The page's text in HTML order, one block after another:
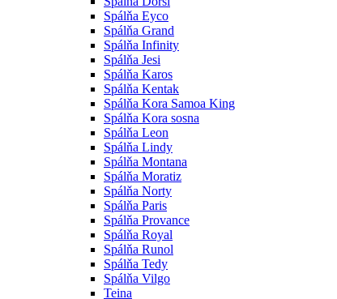
Spálňa Eyco
Spálňa Grand
Spálňa Infinity
Spálňa Jesi
Spálňa Karos
Spálňa Kentak
Spálňa Kora Samoa King
Spálňa Kora sosna
Spálňa Leon
Spálňa Lindy
Spálňa Montana
Spálňa Moratiz
Spálňa Norty
Spálňa Paris
Spálňa Provance
Spálňa Royal
Spálňa Runol
Spálňa Tedy
Spálňa Vilgo
Teina